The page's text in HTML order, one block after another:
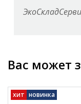
Вас может
хит новинка